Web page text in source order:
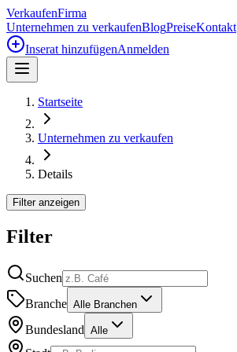
VerkaufenFirma
Unternehmen zu verkaufenBlogPreiseKontakt
Inserat hinzufügenAnmelden
Startseite
Unternehmen zu verkaufen
Details
Filter anzeigen
Filter
Suchen
Branche Alle Branchen
Bundesland Alle